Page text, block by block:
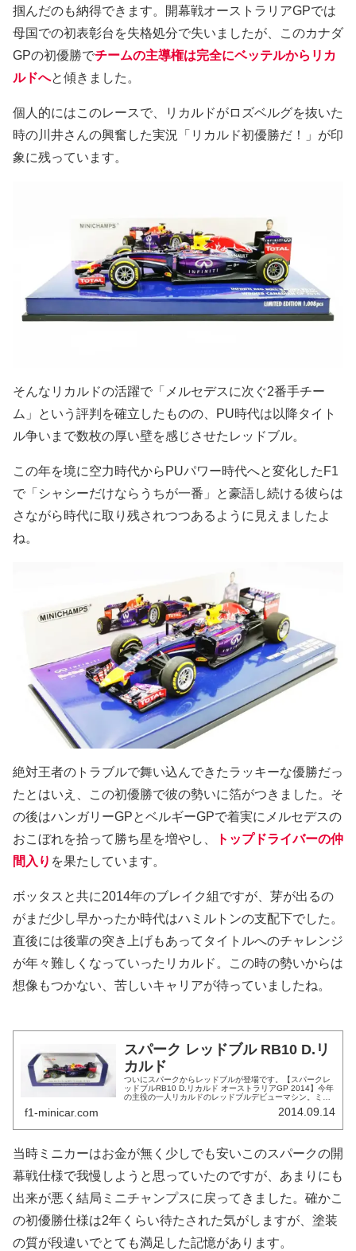
掴んだのも納得できます。開幕戦オーストラリアGPでは
母国での初表彰台を失格処分で失いましたが、このカナダ
GPの初優勝でチームの主導権は完全にベッテルからリカ
ルドへと傾きました。
個人的にはこのレースで、リカルドがロズベルグを抜いた
時の川井さんの興奮した実況「リカルド初優勝だ！」が印
象に残っています。
そんなリカルドの活躍で「メルセデスに次ぐ2番手チー
ム」という評判を確立したものの、PU時代は以降タイト
ル争いまで数枚の厚い壁を感じさせたレッドブル。
この年を境に空力時代からPUパワー時代へと変化したF1
で「シャシーだけならうちが一番」と豪語し続ける彼らは
さながら時代に取り残されつつあるように見えましたよ
ね。
絶対王者のトラブルで舞い込んできたラッキーな優勝だっ
たとはいえ、この初優勝で彼の勢いに箔がつきました。そ
の後はハンガリーGPとベルギーGPで着実にメルセデスの
おこぼれを拾って勝ち星を増やし、
トップドライバーの仲
間入り を果たしています。
ボッタスと共に2014年のブレイク組ですが、芽が出るの
がまだ少し早かったか時代はハミルトンの支配下でした。
直後には後輩の突き上げもあってタイトルへのチャレンジ
が年々難しくなっていったリカルド。この時の勢いからは
想像もつかない、苦しいキャリアが待っていましたね。
スパーク レッドブル RB10 D.リ
カルド
ついにスパークからレッドブルが登場です。【スパークレ
ッドブルRB10 D.リカルド オーストラリアGP 2014】今年
の主役の一人リカルドのレッドブルデビューマシン。ミニ
f1-minicar.com 2014.09.14
当時ミニカーはお金が無く少しでも安いこのスパークの開
幕戦仕様で我慢しようと思っていたのですが、あまりにも
出来が悪く結局ミニチャンプスに戻ってきました。確かこ
の初優勝仕様は2年くらい待たされた気がしますが、塗装
の質が段違いでとても満足した記憶があります。